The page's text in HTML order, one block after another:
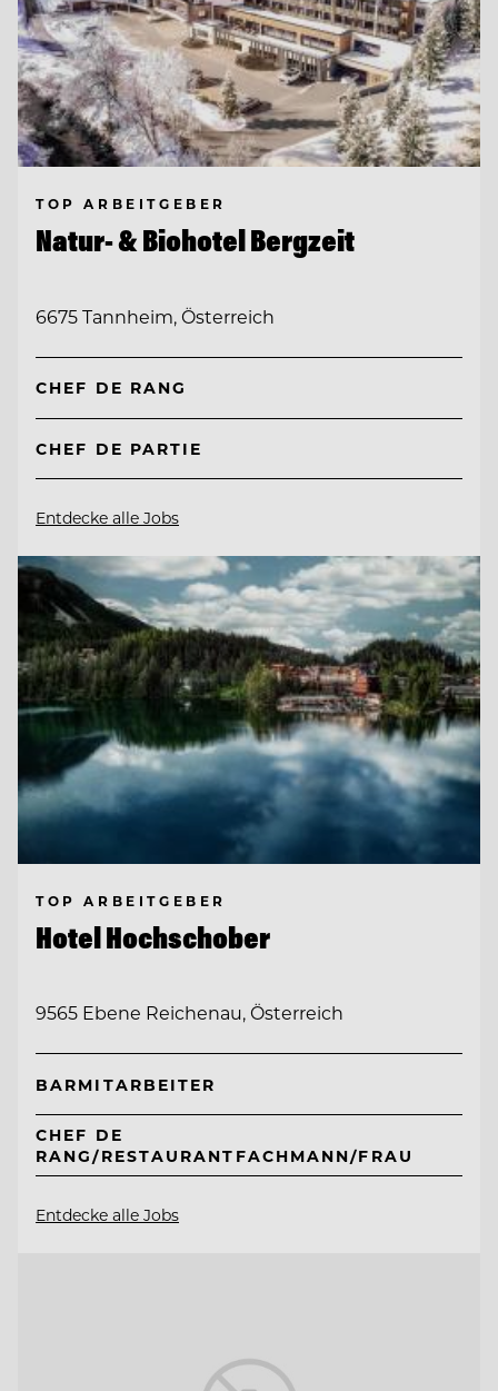
TOP ARBEITGEBER
Natur- & Biohotel Bergzeit
6675 Tannheim, Österreich
CHEF DE RANG
CHEF DE PARTIE
Entdecke alle Jobs
TOP ARBEITGEBER
Hotel Hochschober
9565 Ebene Reichenau, Österreich
BARMITARBEITER
CHEF DE
RANG/RESTAURANTFACHMANN/FRAU
Entdecke alle Jobs